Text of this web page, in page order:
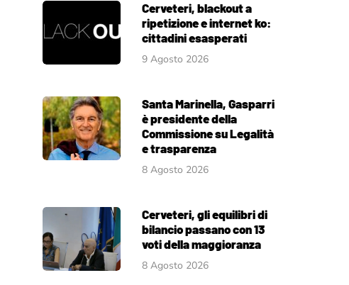
Cerveteri, blackout a
ripetizione e internet ko:
cittadini esasperati
9 Agosto 2026
Santa Marinella, Gasparri
è presidente della
Commissione su Legalità
e trasparenza
8 Agosto 2026
Cerveteri, gli equilibri di
bilancio passano con 13
voti della maggioranza
8 Agosto 2026